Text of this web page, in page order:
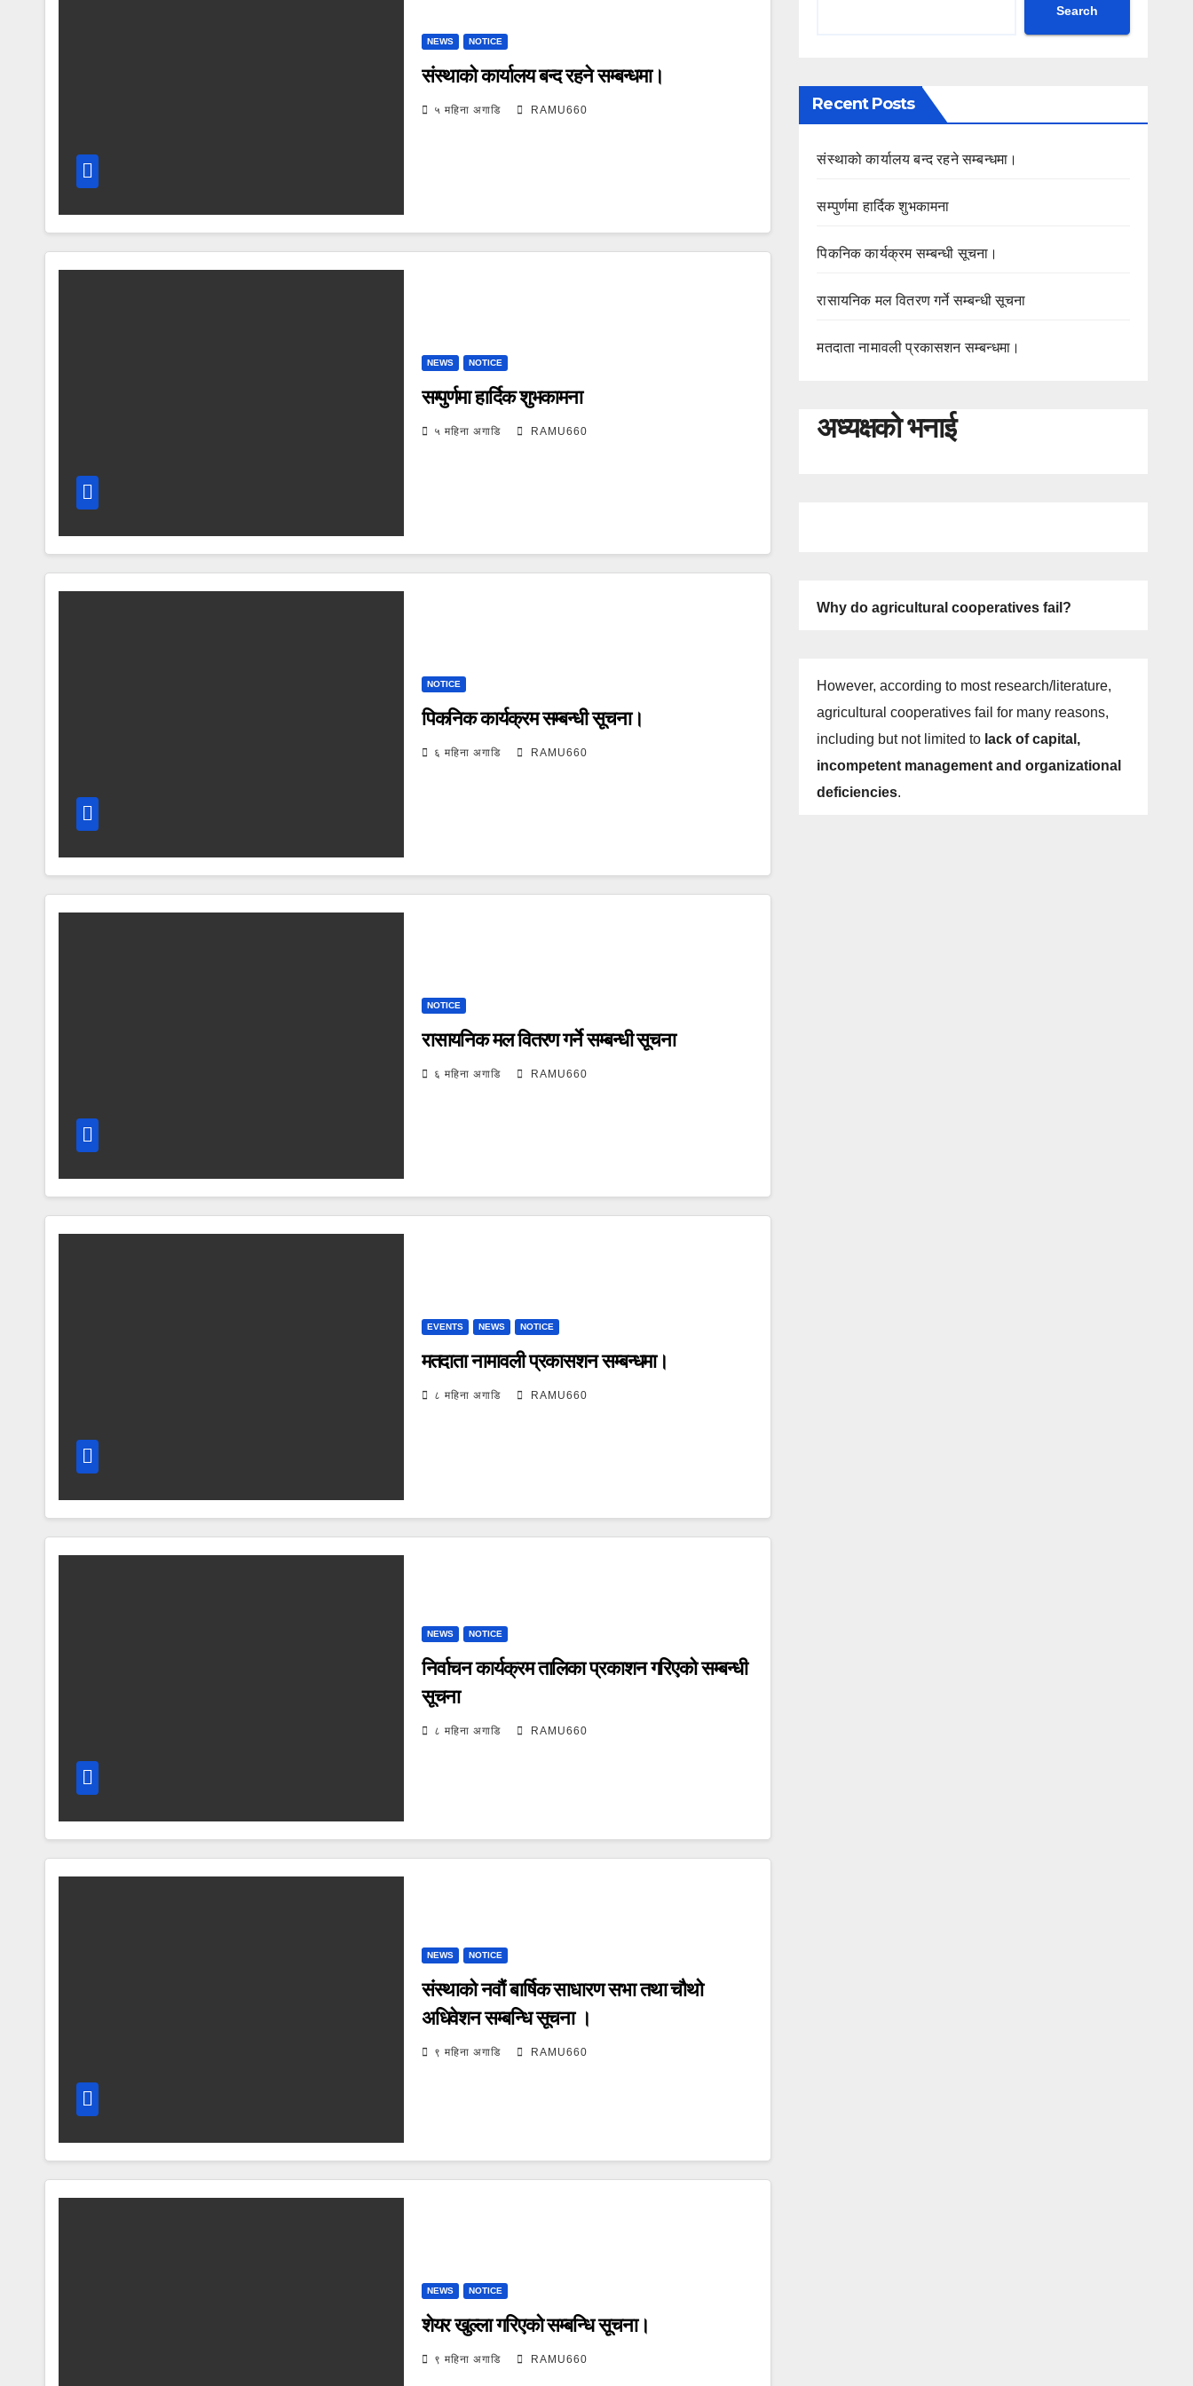
NEWS NOTICE
संस्थाको कार्यालय बन्द रहने सम्बन्धमा।
५ महिना अगाडि RAMU660
NEWS NOTICE
सम्पुर्णमा हार्दिक शुभकामना
५ महिना अगाडि RAMU660
NOTICE
पिकनिक कार्यक्रम सम्बन्धी सूचना।
६ महिना अगाडि RAMU660
NOTICE
रासायनिक मल वितरण गर्ने सम्बन्धी सूचना
६ महिना अगाडि RAMU660
EVENTS NEWS NOTICE
मतदाता नामावली प्रकासशन सम्बन्धमा।
८ महिना अगाडि RAMU660
NEWS NOTICE
निर्वाचन कार्यक्रम तालिका प्रकाशन गरिएको सम्बन्धी
सूचना
८ महिना अगाडि RAMU660
NEWS NOTICE
संस्थाको नवौं बार्षिक साधारण सभा तथा चौथो
अधिवेशन सम्बन्धि सूचना ।
९ महिना अगाडि RAMU660
NEWS NOTICE
शेयर खुल्ला गरिएको सम्बन्धि सूचना।
९ महिना अगाडि RAMU660
Search
Recent Posts
संस्थाको कार्यालय बन्द रहने सम्बन्धमा।
सम्पुर्णमा हार्दिक शुभकामना
पिकनिक कार्यक्रम सम्बन्धी सूचना।
रासायनिक मल वितरण गर्ने सम्बन्धी सूचना
मतदाता नामावली प्रकासशन सम्बन्धमा।
अध्यक्षको भनाई
Why do agricultural cooperatives fail?
However, according to most research/literature,
agricultural cooperatives fail for many reasons,
including but not limited to lack of capital,
incompetent management and organizational
deficiencies.